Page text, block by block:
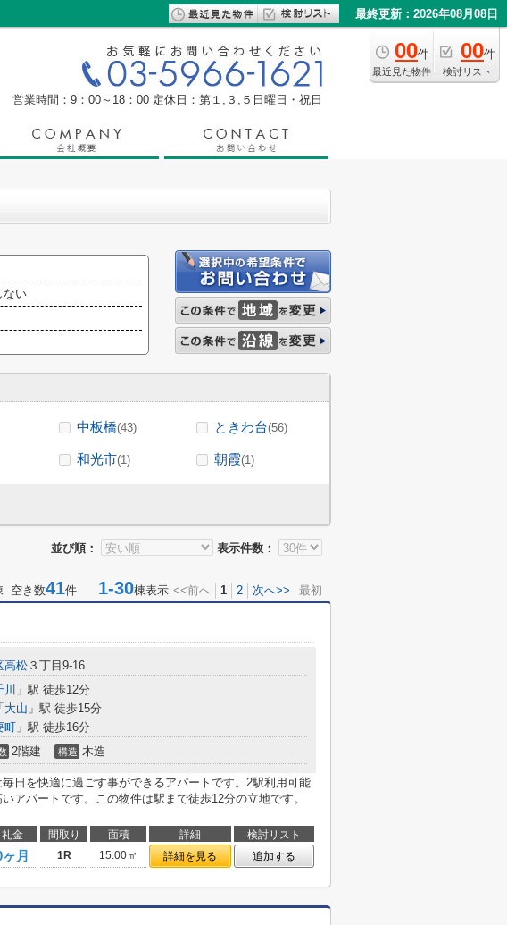
最終更新：2026年08月08日
00件
最近見た物件
00件
検討リスト
営業時間：9：00～18：00 定休日：第１,３,５日曜日・祝日
ない
中板橋(43) ときわ台(56)
和光市(1) 朝霞(1)
並び順： 表示件数：
空き数41件 1-30棟表示 <<前へ 1 2 次へ>> 最初
高松 ３丁目9-16
川 」駅 徒歩12分
「 大山 」駅 徒歩15分
町 」駅 徒歩16分
2階建 構造 木造
毎日を快適に過ごす事ができるアパートです。2駅利用可能
アパートです。この物件は駅まで徒歩12分の立地です。
礼金 間取り 面積 詳細
検討リスト
月 1R 15.00㎡ 詳細を見る 追加する